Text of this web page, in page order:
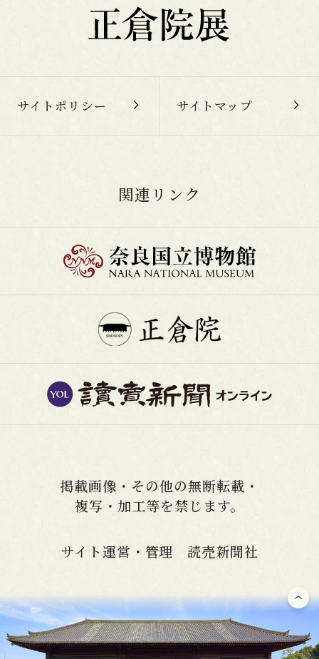
サイトポリシー サイトマップ
関連リンク
掲載画像・その他の無断転載・
複写・加工等を禁じます。
サイト運営・管理 読売新聞社